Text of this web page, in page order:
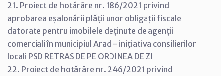
21. Proiect de hotărâre nr. 186/2021 privind
aprobarea eșalonării plății unor obligații fiscale
datorate pentru imobilele deținute de agenții
comerciali în municipiul Arad - iniţiativa consilierilor
locali PSD RETRAS DE PE ORDINEA DE ZI
22. Proiect de hotărâre nr. 246/2021 privind